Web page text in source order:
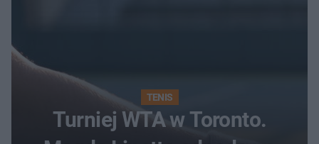
TENIS
Turniej WTA w Toronto.